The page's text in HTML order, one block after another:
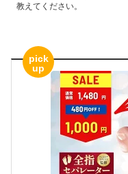
教えてください。
pick
up